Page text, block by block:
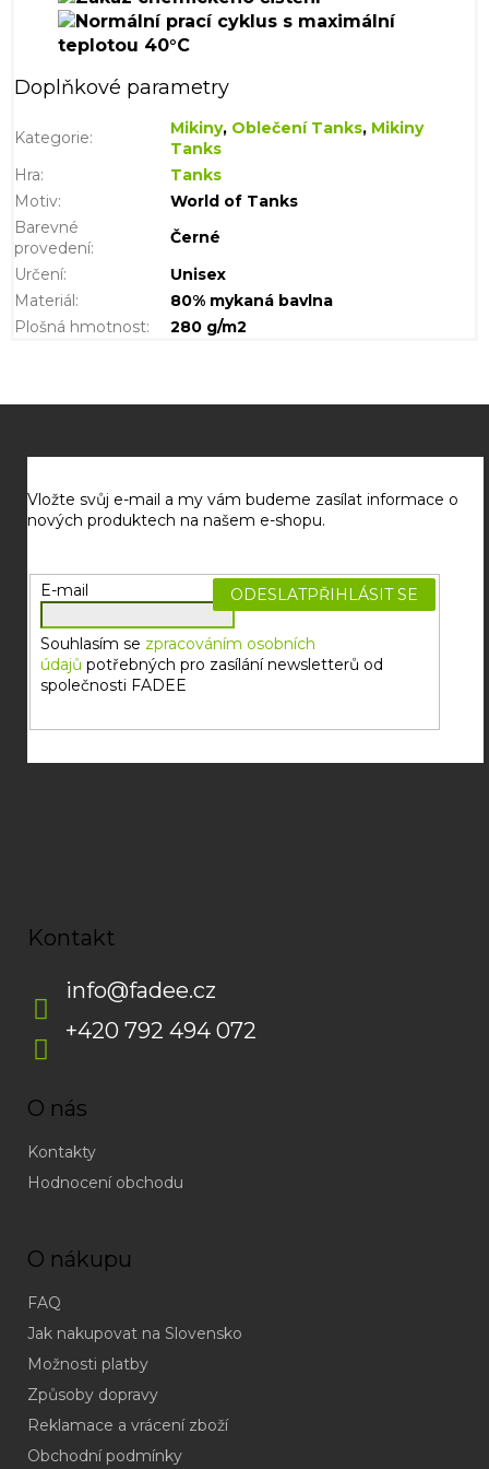
Doplňkové parametry
Kategorie: Mikiny, Oblečení Tanks, Mikiny
Tanks
Hra:
Tanks
Motiv:
World of Tanks
Barevné
provedení:
Černé
Určení:
Unisex
Materiál :
80% mykaná bavlna
Plošná hmotnost: 280 g/m2
Vložte svůj e-mail a my vám budeme zasílat informace o
nových produktech na našem e-shopu.
E-mail
Souhlasím se zpracováním osobních
údajů potřebných pro zasílání newsletterů od
společnosti FADEE
PŘIHLÁSIT SE
Kontakt
info@fadee.cz
+420 792 494 072
O nás
Kontakty
Hodnocení obchodu
O nákupu
FAQ
Jak nakupovat na Slovensko
Možnosti platby
Způsoby dopravy
Reklamace a vrácení zboží
Obchodní podmínky
(odpověď